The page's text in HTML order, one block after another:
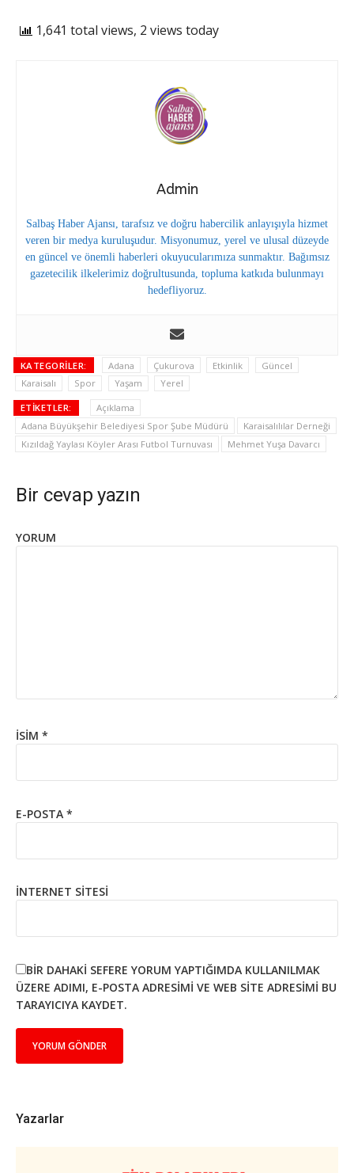
1,641 total views, 2 views today
Admin
Salbaş Haber Ajansı, tarafsız ve doğru habercilik anlayışıyla hizmet
veren bir medya kuruluşudur. Misyonumuz, yerel ve ulusal düzeyde
en güncel ve önemli haberleri okuyucularımıza sunmaktır. Bağımsız
gazetecilik ilkelerimiz doğrultusunda, topluma katkıda bulunmayı
hedefliyoruz.
KATEGORILER: Adana Çukurova Etkinlik
Güncel
Karaisalı
Spor Yaşam Yerel
ETIKETLER:
Açıklama
Adana Büyükşehir Belediyesi Spor Şube Müdürü
Karaisalılılar Derneği
Kızıldağ Yaylası Köyler Arası Futbol Turnuvası
Mehmet Yuşa Davarcı
Bir cevap yazın
YORUM
İSIM *
E-POSTA *
İNTERNET SITESI
BIR DAHAKI SEFERE YORUM YAPTIĞIMDA KULLANILMAK
ÜZERE ADIMI, E-POSTA ADRESIMI VE WEB SITE ADRESIMI BU
TARAYICIYA KAYDET.
Yazarlar